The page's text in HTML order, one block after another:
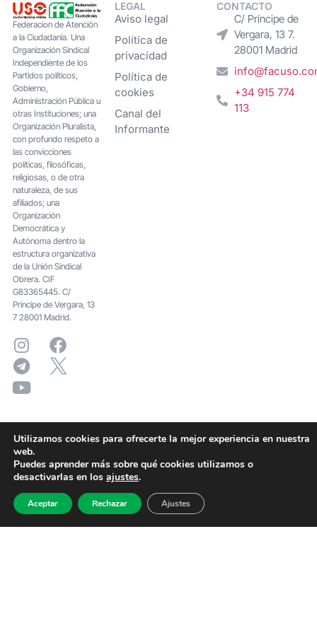
Federacion de Atención
a la Ciudadanía. Una
Organización Sindical
Independiente de los
Partidos políticos,
Gobierno,
Administración Pública u
otras Instituciones; una
Organización Pluralista,
con profundo respeto a
las convicciones
políticas, filosóficas,
religiosas, o de otra
naturaleza, de sus
afiliados; una
Organización
Democrática y
Autónoma dentro la
estructura organizativa
de la Unión Sindical
Obrera. CIF
G83365445. C/
Principe de Vergara, 13
7 28001 Madrid.
LEGAL
Aviso legal
Política de
privacidad
Política de
cookies
Canal del
Informante
CONTACTO
C/ Príncipe de
Vergara, 13 7.
28001 Madrid
+34 915 774
113
Utilizamos cookies para ofrecerte la mejor experiencia en nuestra
web.
Puedes aprender más sobre qué cookies utilizamos o
desactivarlas en los ajustes.
Aceptar Rechazar Ajustes